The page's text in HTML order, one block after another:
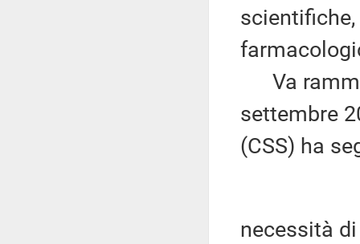
Va
settembre
(CSS) ha
necessità